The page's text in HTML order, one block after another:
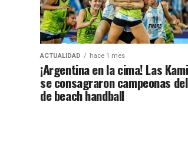
ACTUALIDAD hace 1 mes
¡Argentina en la cima! Las
se consagraron campeonas
de beach handball